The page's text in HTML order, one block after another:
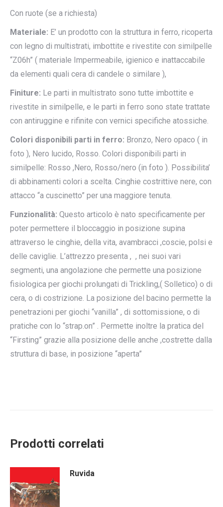
Con ruote (se a richiesta)
Materiale: E’ un prodotto con la struttura in ferro, ricoperta
con legno di multistrati, imbottite e rivestite con similpelle
“Z06h” ( materiale Impermeabile, igienico e inattaccabile
da elementi quali cera di candele o similare ),
Finiture: Le parti in multistrato sono tutte imbottite e
rivestite in similpelle, e le parti in ferro sono state trattate
con antiruggine e rifinite con vernici specifiche atossiche.
Colori disponibili parti in ferro: Bronzo, Nero opaco ( in
foto ), Nero lucido, Rosso. Colori disponibili parti in
similpelle: Rosso ,Nero, Rosso/nero (in foto ). Possibilita’
di abbinamenti colori a scelta. Cinghie costrittive nere, con
attacco “a cuscinetto” per una maggiore tenuta.
Funzionalità: Questo articolo è nato specificamente per
poter permettere il bloccaggio in posizione supina
attraverso le cinghie, della vita, avambracci ,coscie, polsi e
delle caviglie. L’attrezzo presenta , , nei suoi vari
segmenti, una angolazione che permette una posizione
fisiologica per giochi prolungati di Trickling,( Solletico) o di
cera, o di costrizione. La posizione del bacino permette la
penetrazioni per giochi “vanilla” , di sottomissione, o di
pratiche con lo “strap.on” . Permette inoltre la pratica del
“Firsting” grazie alla posizione delle anche ,costrette dalla
struttura di base, in posizione “aperta”
Prodotti correlati
Ruvida